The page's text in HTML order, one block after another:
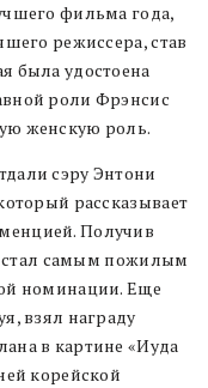
фильма года,
режиссера, став
была удостоена
роли Фрэнсис
женскую роль.
сэру Энтони
рассказывает
Получив
стал самым пожилым
номинации. Еще
взял награду
в картине «Иуда
корейской